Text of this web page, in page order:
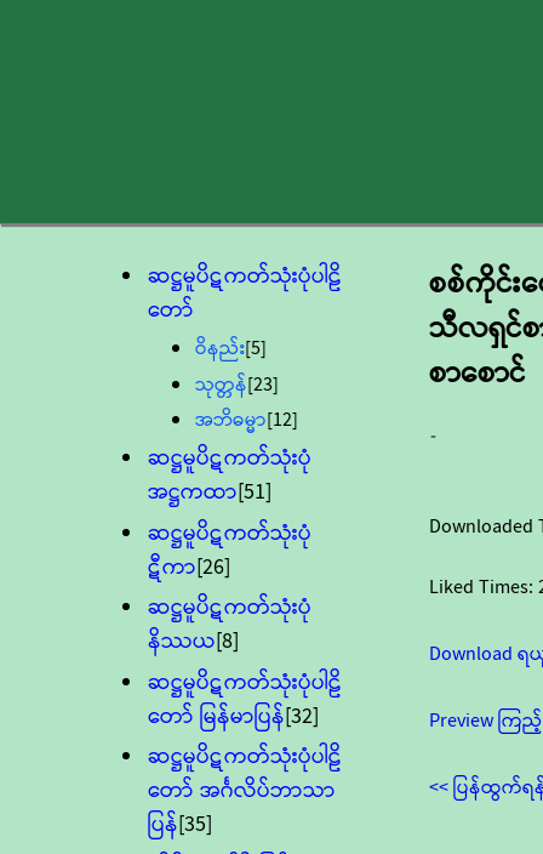
ဆဋ္ဌမူပိဋကတ်သုံးပုံပါဠိ
တော်
ဝိနည်း[5]
သုတ္တန်[23]
အဘိဓမ္မာ[12]
ဆဋ္ဌမူပိဋကတ်သုံးပုံ
အဋ္ဌကထာ[51]
ဆဋ္ဌမူပိဋကတ်သုံးပုံ
ဋီကာ[26]
ဆဋ္ဌမူပိဋကတ်သုံးပုံ
နိဿယ[8]
ဆဋ္ဌမူပိဋကတ်သုံးပုံပါဠိ
တော် မြန်မာပြန်[32]
ဆဋ္ဌမူပိဋကတ်သုံးပုံပါဠိ
တော် အင်္ဂလိပ်ဘာသာ
ပြန်[35]
စစ်ကိုင်းတ
သီလရှင်
စာစောင်
-
Downloaded
Liked Times:
Download
Preview ကြ
<< ပြန်ထွက်ရ